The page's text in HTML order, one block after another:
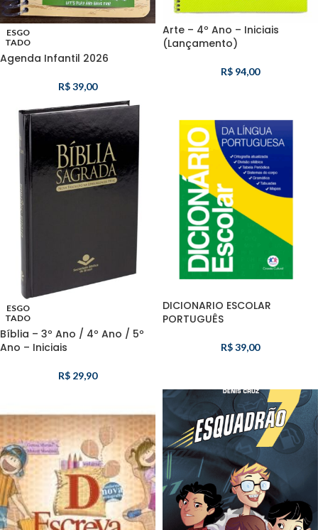
ESGO
TADO
Agenda Infantil 2026
R$39,00
Arte – 4º Ano – Iniciais
(Lançamento)
R$ 94,00
ESGO
TADO
Bíblia – 3º Ano / 4º Ano / 5º
Ano – Iniciais
R$ 29,90
DICIONARIO ESCOLAR
PORTUGUÊS
R$39,00